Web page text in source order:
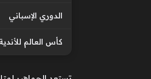
الدوري الإسباني
كأس العالم